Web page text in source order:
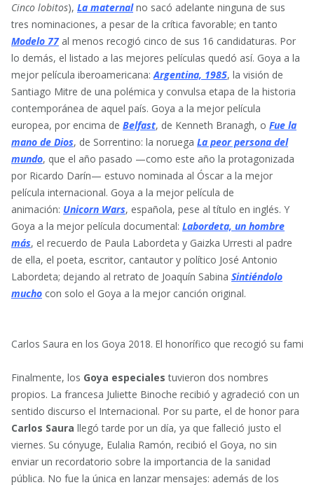
Cinco lobitos), La maternalno sacó adelante ninguna de sus
tres nominaciones, a pesar de la crítica favorable; en tanto
Modelo 77al menos recogió cinco de sus 16 candidaturas. Por
lo demás, el listado a las mejores películas quedó así. Goya a la
mejor película iberoamericana:Argentina, 1985, la visión de
Santiago Mitre de una polémica y convulsa etapa de la historia
contemporánea de aquel país. Goya a la mejor película
europea, por encima de Belfast, de Kenneth Branagh, o Fue la
mano de Dios, de Sorrentino: la noruega La peor persona del
mundo, que el año pasado —como este año la protagonizada
por Ricardo Darín— estuvo nominada al Óscar a la mejor
película internacional. Goya a la mejor película de
animación: Unicorn Wars, española, pese al título en inglés. Y
Goya a la mejor película documental: Labordeta, un hombre
más, el recuerdo de Paula Labordeta y Gaizka Urresti al padre
de ella, el poeta, escritor, cantautor y político José Antonio
Labordeta; dejando al retrato de Joaquín Sabina Sintiéndolo
mucho con solo el Goya a la mejor canción original.
Carlos Saura en los Goya 2018. El honorífico que recogió su
Finalmente, los Goya especiales tuvieron dos nombres
propios. La francesa Juliette Binoche recibió y agradeció con un
sentido discurso el Internacional. Por su parte, el de honor para
Carlos Saura llegó tarde por un día, ya que falleció justo el
viernes. Su cónyuge, Eulalia Ramón, recibió el Goya, no sin
enviar un recordatorio sobre la importancia de la sanidad
pública. No fue la única en lanzar mensajes: además de los